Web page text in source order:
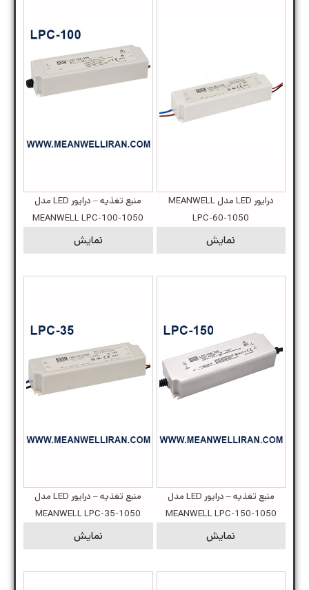
درایور LED مدل MEANWELL
LPC-60-1050
نمایش
منبع تغذیه – درایور LED مدل
MEANWELL LPC-100-1050
نمایش
منبع تغذیه – درایور LED مدل
MEANWELL LPC-150-1050
نمایش
منبع تغذیه – درایور LED مدل
MEANWELL LPC-35-1050
نمایش